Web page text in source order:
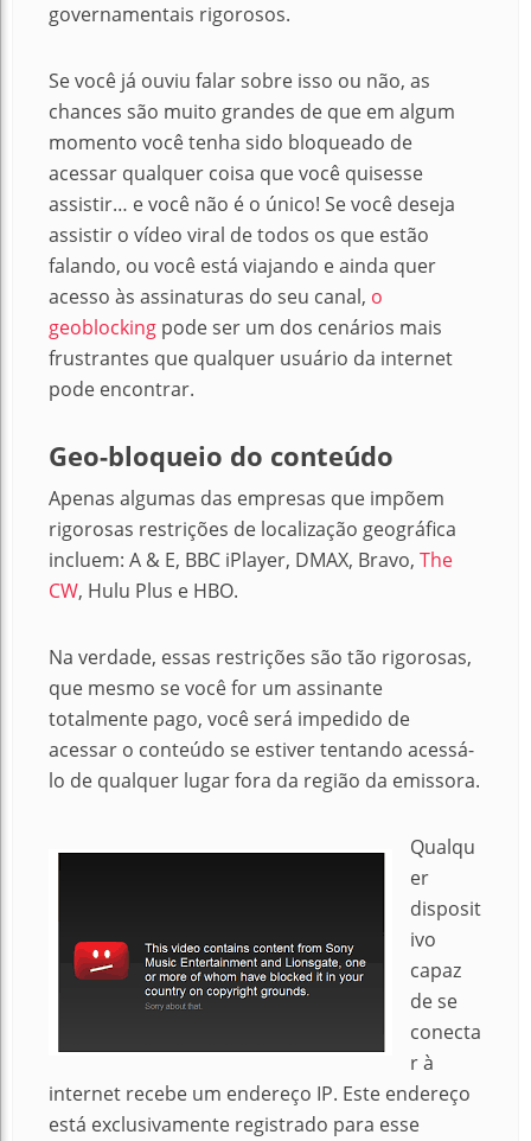
governamentais rigorosos.
Se você já ouviu falar sobre isso ou não, as
chances são muito grandes de que em algum
momento você tenha sido bloqueado de
acessar qualquer coisa que você quisesse
assistir… e você não é o único! Se você deseja
assistir o vídeo viral de todos os que estão
falando, ou você está viajando e ainda quer
acesso às assinaturas do seu canal, o
geoblocking pode ser um dos cenários mais
frustrantes que qualquer usuário da internet
pode encontrar.
Geo-bloqueio do conteúdo
Apenas algumas das empresas que impõem
rigorosas restrições de localização geográfica
incluem: A & E, BBC iPlayer, DMAX, Bravo, The
CW, Hulu Plus e HBO.
Na verdade, essas restrições são tão rigorosas,
que mesmo se você for um assinante
totalmente pago, você será impedido de
acessar o conteúdo se estiver tentando acessá-
lo de qualquer lugar fora da região da emissora.
Qualqu
er
disposit
ivo
capaz
de se
conecta
r à
internet recebe um endereço IP. Este endereço
está exclusivamente registrado para esse